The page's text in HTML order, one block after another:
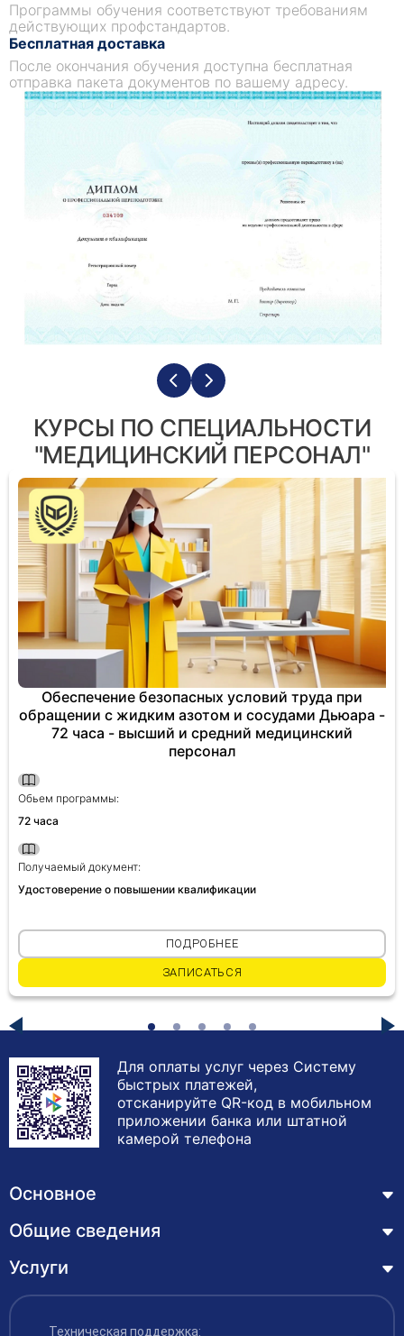
Программы обучения соответствуют требованиям
действующих профстандартов.
Бесплатная доставка
После окончания обучения доступна бесплатная
отправка пакета документов по вашему адресу.
КУРСЫ ПО СПЕЦИАЛЬНОСТИ
"МЕДИЦИНСКИЙ ПЕРСОНАЛ"
Обеспечение безопасных условий труда при
обращении с жидким азотом и сосудами Дьюара -
72 часа - высший и средний медицинский
персонал
Обьем программы:
72 часа
Получаемый документ:
Удостоверение о повышении квалификации
ПОДРОБНЕЕ
ЗАПИСАТЬСЯ
Для оплаты услуг через Систему
быстрых платежей,
отсканируйте QR-код в мобильном
приложении банка или штатной
камерой телефона
Основное
Курсы
Лицензия
Обучающимся
Общие сведения
Основные сведения
Структура и органы управления образовательной
организацией
Услуги
Профессиональная переподготовка
Техническая поддержка: